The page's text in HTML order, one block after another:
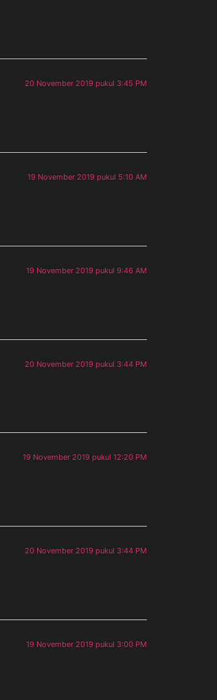
20 November 2019 pukul 3:45 PM
19 November 2019 pukul 5:10 AM
19 November 2019 pukul 9:46 AM
20 November 2019 pukul 3:44 PM
19 November 2019 pukul 12:20 PM
20 November 2019 pukul 3:44 PM
19 November 2019 pukul 3:00 PM